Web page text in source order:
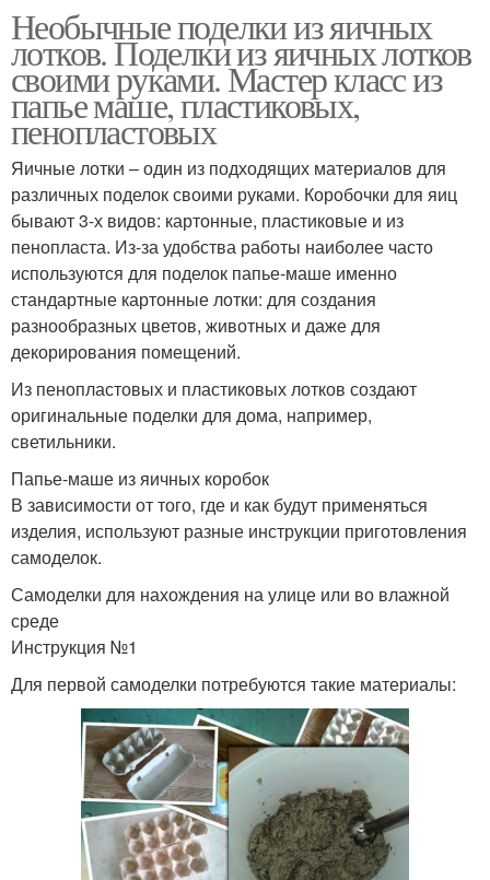
Необычные поделки из яичных
лотков. Поделки из яичных лотков
своими руками. Мастер класс из
папье маше, пластиковых,
пенопластовых
Яичные лотки – один из подходящих материалов для
различных поделок своими руками. Коробочки для яиц
бывают 3-х видов: картонные, пластиковые и из
пенопласта. Из-за удобства работы наиболее часто
используются для поделок папье-маше именно
стандартные картонные лотки: для создания
разнообразных цветов, животных и даже для
декорирования помещений.
Из пенопластовых и пластиковых лотков создают
оригинальные поделки для дома, например,
светильники.
Папье-маше из яичных коробок
В зависимости от того, где и как будут применяться
изделия, используют разные инструкции приготовления
самоделок.
Самоделки для нахождения на улице или во влажной
среде
Инструкция №1
Для первой самоделки потребуются такие материалы: